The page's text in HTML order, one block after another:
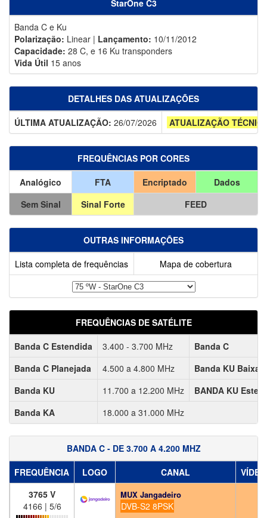
StarOne C3
Banda C e Ku
Polarização: Linear | Lançamento: 10/11/2012
Capacidade: 28 C, e 16 Ku transponders
Vida Útil 15 anos
DETALHES DAS ATUALIZAÇÕES
ÚLTIMA ATUALIZAÇÃO: 26/07/2026 ATUALIZAÇÃO
FREQUÊNCIAS POR CORES
Analógico
FTA Encriptado
Dados
Sem Sinal
Sinal Forte FEED
OUTRAS INFORMAÇÕES
Lista completa de frequências
Mapa de cobertura
FREQUÊNCIAS DE SATÉLITE
Banda C Estendida
3.400 - 3.700 MHz
Banda C
Banda C Planejada
4.500 a 4.800 MHz
Banda KU Baixa
Banda KU
11.700 a 12.200 MHz
BANDA KU
Banda KA
18.000 a 31.000 MHz
BANDA C - DE 3.700 A 4.200 MHZ
FREQUÊNCIA
LOGO CANAL
VÍDEO
3765 V
4166 | 5/6
MUX Jangadeiro
DVB-S2 8PSK